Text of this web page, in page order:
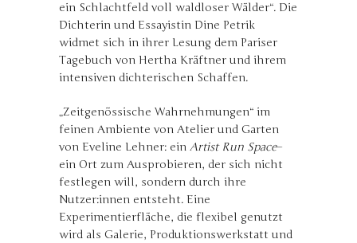
ein Schlachtfeld voll waldloser Wälder“. Die
Dichterin und Essayistin Dine Petrik
widmet sich in ihrer Lesung dem Pariser
Tagebuch von Hertha Kräftner und ihrem
intensiven dichterischen Schaffen.
„Zeitgenössische Wahrnehmungen“ im
feinen Ambiente von Atelier und Garten
von Eveline Lehner: ein Artist Run Space–
ein Ort zum Ausprobieren, der sich nicht
festlegen will, sondern durch ihre
Nutzer:innen entsteht. Eine
Experimentierfläche, die flexibel genutzt
wird als Galerie, Produktionswerkstatt und